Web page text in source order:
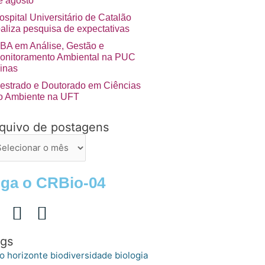
Universitário de Catalão
pesquisa de expectativas
em Análise, Gestão e
Ambiental na PUC
e Doutorado em Ciências
Ambiente na UFT
de postagens
o CRBio-04
horizonte biodiversidade biologia